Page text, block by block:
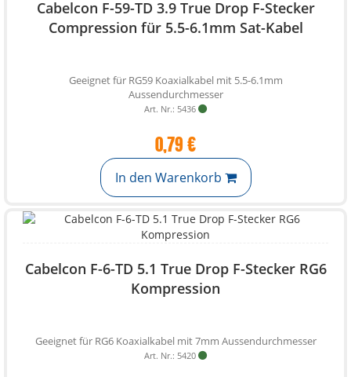
Cabelcon F-59-TD 3.9 True Drop F-Stecker
Compression für 5.5-6.1mm Sat-Kabel
Geeignet für RG59 Koaxialkabel mit 5.5-6.1mm
Aussendurchmesser
Art. Nr.: 5436
0,79 €
In den Warenkorb
Cabelcon F-6-TD 5.1 True Drop F-Stecker RG6
Kompression
Geeignet für RG6 Koaxialkabel mit 7mm Aussendurchmesser
Art. Nr.: 5420